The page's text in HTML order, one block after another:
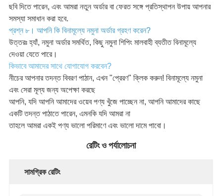
ছবি দিতে পারেন, এবং আমরা নতুন অর্ডার বা ফেরত সঙ্গে প্রতিস্থাপন উপায় আপনার
সমস্যা সমাধান করা হবে.
প্রশ্ন ৮। আপনি কি বিনামূল্যে নমুনা অর্ডার গ্রহণ করেন?
উত্তরঃ হ্যাঁ, নমুনা অর্ডার সমর্থিত, কিছু নমুনা শিপিং মালবাহী ব্যতীত বিনামূল্যে
দেওয়া যেতে পারে।
কিভাবে আমাদের সাথে যোগাযোগ করবেন?
নীচের আপনার তদন্ত বিবরণ পাঠান, এখন "প্রেরণ" ক্লিক করুন! বিনামূল্যে নমুনা
এবং সেরা মূল্য জন্য অপেক্ষা করছে
আপনি, যদি আপনি আমাদের ওয়েব পণ্য খুঁজে পাচ্ছেন না, আপনি আমাদের কাছে
একটি তদন্ত পাঠাতে পারেন, এমনকি যদি আমরা না
তাহলে আমরা একই পণ্য ভালো পরিমাণে এবং ভালো দামে পাবো।
রেটিং ও পর্যালোচনা
সামগ্রিক রেটিং